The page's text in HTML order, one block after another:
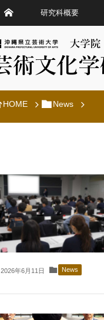
研究科概要
HOME News
2026年6月11日 News